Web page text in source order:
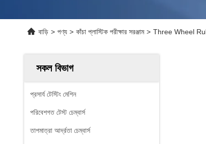
বাড়ি > পণ্য > কাঁচা প্লাস্টিক পরীক্ষার সরঞ্জাম > Three Wheel
সকল বিভাগ
প্রসার্য টেস্টিং মেশিন
পরিবেশগত টেস্ট চেম্বার্স
তাপমাত্রা আর্দ্রতা চেম্বার্স